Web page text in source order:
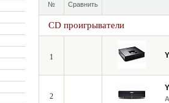
№ Сравнить
CD проигрыватели
1
2